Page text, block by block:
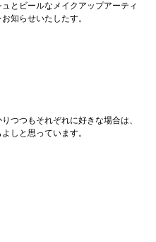
とビールなメイクアップアーティ
知らせいたしたす。
つつもそれぞれに好きな場合は、
しと思っています。